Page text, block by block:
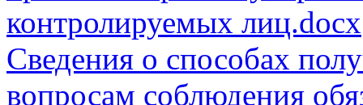
контролируемых лиц.docx
Сведения о способах
вопросам соблюдения